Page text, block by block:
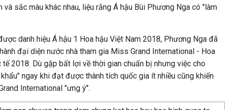
và sắc màu khác nhau, liệu rằng Á hậu Bùi Phương Nga có "làm
danh hiệu Á hậu 1 Hoa hậu Việt Nam 2018, Phương Nga đã
đại diện nước nhà tham gia Miss Grand International - Hoa
tế 2018. Dù gặp bất lợi về thời gian chuẩn bị nhưng việc cho
ngay khi đạt được thành tích quốc gia ít nhiều cũng khiến
International "ưng ý".